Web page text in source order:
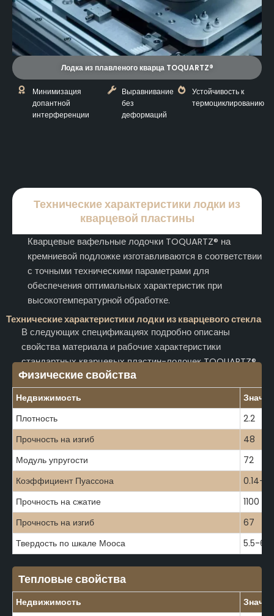
Лодка из плавленого кварца TOQUARTZ®
Минимизация
допантной
интерференции
Выравнивание
без
деформаций
Устойчивость к
термоциклированию
Технические характеристики лодки из
кварцевой пластины
Кварцевые вафельные лодочки TOQUARTZ® на
кремниевой подложке изготавливаются в соответствии
с точными техническими параметрами для
обеспечения оптимальных характеристик при
высокотемпературной обработке.
Технические характеристики лодки из кварцевого стекла
В следующих спецификациях подробно описаны
свойства материала и рабочие характеристики
стандартных кварцевых пластин-лодочек TOQUARTZ®.
Физические свойства
Недвижимость
Плотность
2.2
Прочность на изгиб
48
Модуль упругости
72
Коэффициент Пуассона
0.14-
Прочность на сжатие
1100
Прочность на изгиб
67
Твердость по шкале Мооса
5.5-6.5
Тепловые свойства
Недвижимость